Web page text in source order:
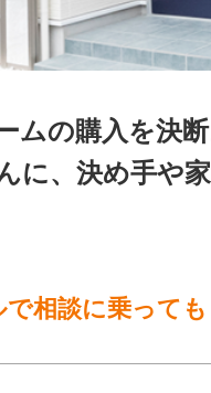
の購入を決断
に、決め手や
相談に乗っても